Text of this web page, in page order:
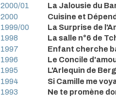
2000/01
La Jalousie du
2000
Cuisine et
1999/00
La Surprise de
1998
La salle n°6 de
1997
Enfant cherche
1996
Le Concile
1995
L'Arlequin de
1994
Si Camille me
1993
Ne te promène